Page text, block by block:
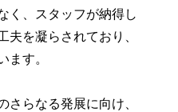
く、スタッフが納得し
夫を凝らされており、
ます。
さらなる発展に向け、